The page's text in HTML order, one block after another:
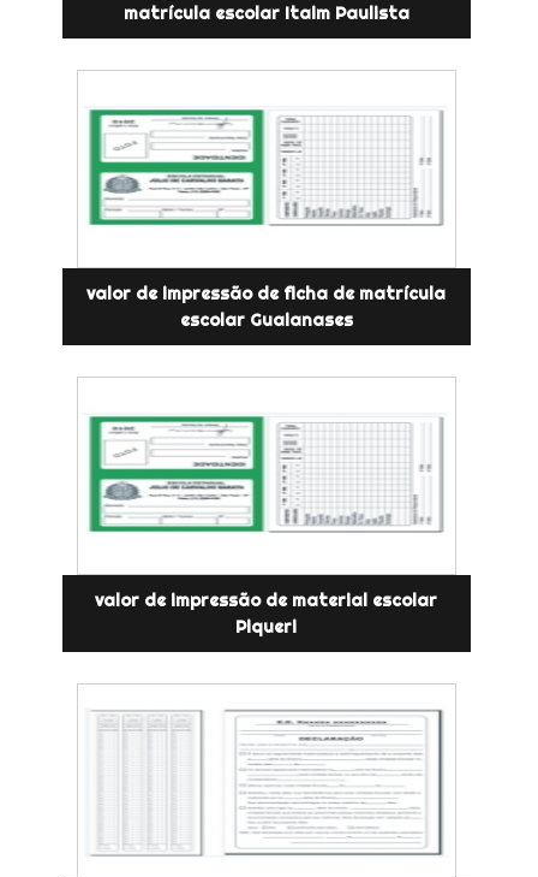
matrícula escolar Itaim Paulista
valor de impressão de ficha de matrícula
escolar Guaianases
valor de impressão de material escolar
Piqueri